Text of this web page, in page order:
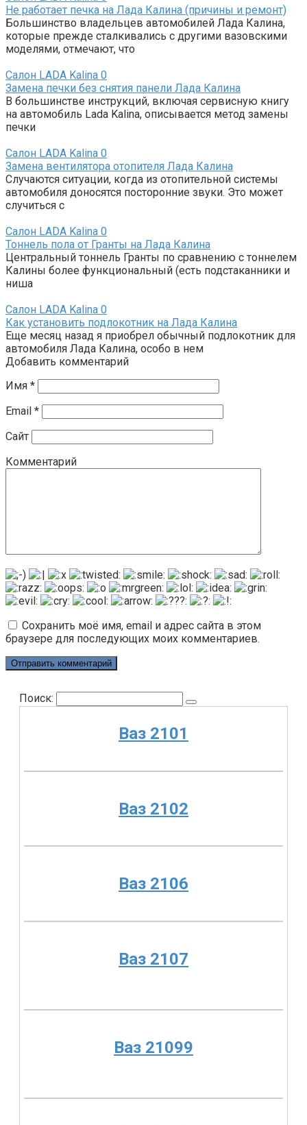
Не работает печка на Лада Калина (причины и ремонт)
Большинство владельцев автомобилей Лада Калина,
которые прежде сталкивались с другими вазовскими
моделями, отмечают, что
Салон LADA Kalina 0
Замена печки без снятия панели Лада Калина
В большинстве инструкций, включая сервисную книгу
на автомобиль Lada Kalina, описывается метод замены
печки
Салон LADA Kalina 0
Замена вентилятора отопителя Лада Калина
Случаются ситуации, когда из отопительной системы
автомобиля доносятся посторонние звуки. Это может
случиться с
Салон LADA Kalina 0
Тоннель пола от Гранты на Лада Калина
Центральный тоннель Гранты по сравнению с тоннелем
Калины более функциональный (есть подстаканники и
ниша
Салон LADA Kalina 0
Как установить подлокотник на Лада Калина
Еще месяц назад я приобрел обычный подлокотник для
автомобиля Лада Калина, особо в нем
Добавить комментарий
Имя *
Email *
Сайт
Комментарий
Сохранить моё имя, email и адрес сайта в этом
браузере для последующих моих комментариев.
Поиск:
Ваз 2101
Ваз 2102
Ваз 2106
Ваз 2107
Ваз 21099